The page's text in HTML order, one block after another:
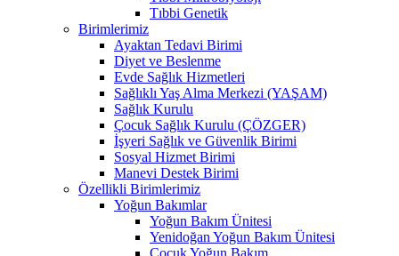
Tıbbi Genetik
Birimlerimiz
Ayaktan Tedavi Birimi
Diyet ve Beslenme
Evde Sağlık Hizmetleri
Sağlıklı Yaş Alma Merkezi (YAŞAM)
Sağlık Kurulu
Çocuk Sağlık Kurulu (ÇÖZGER)
İşyeri Sağlık ve Güvenlik Birimi
Sosyal Hizmet Birimi
Manevi Destek Birimi
Özellikli Birimlerimiz
Yoğun Bakımlar
Yoğun Bakım Ünitesi
Yenidoğan Yoğun Bakım Ünitesi
Çocuk Yoğun Bakım